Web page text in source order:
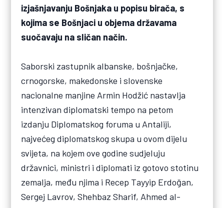
izjašnjavanju Bošnjaka u popisu birača, s
kojima se Bošnjaci u objema državama
suočavaju na sličan način.
Saborski zastupnik albanske, bošnjačke,
crnogorske, makedonske i slovenske
nacionalne manjine Armin Hodžić nastavlja
intenzivan diplomatski tempo na petom
izdanju Diplomatskog foruma u Antaliji,
najvećeg diplomatskog skupa u ovom dijelu
svijeta, na kojem ove godine sudjeluju
državnici, ministri i diplomati iz gotovo stotinu
zemalja, među njima i Recep Tayyip Erdoğan,
Sergej Lavrov, Shehbaz Sharif, Ahmed al-